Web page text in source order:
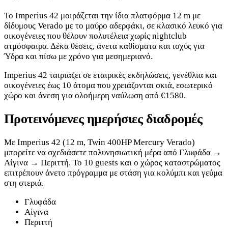
Το Imperius 42 μοιράζεται την ίδια πλατφόρμα 12 m με
δίδυμους Verado με το μαύρο αδερφάκι, σε κλασικό λευκό για
οικογένειες που θέλουν πολυτέλεια χωρίς nightclub
ατμόσφαιρα. Δέκα θέσεις, άνετα καθίσματα και ισχύς για
Ύδρα και πίσω με χρόνο για μεσημεριανό.
Imperius 42 ταιριάζει σε εταιρικές εκδηλώσεις, γενέθλια και
οικογένειες έως 10 άτομα που χρειάζονται σκιά, εσωτερικό
χώρο και άνεση για ολοήμερη ναύλωση από €1580.
Προτεινόμενες ημερήσιες διαδρομές
Με Imperius 42 (12 m, Twin 400HP Mercury Verado)
μπορείτε να σχεδιάσετε πολυνησιωτική μέρα από Γλυφάδα →
Αίγινα → Περιττή. Το 10 guests και ο χώρος καταστρώματος
επιτρέπουν άνετο πρόγραμμα με στάση για κολύμπι και γεύμα
στη στεριά.
Γλυφάδα
Αίγινα
Περιττή